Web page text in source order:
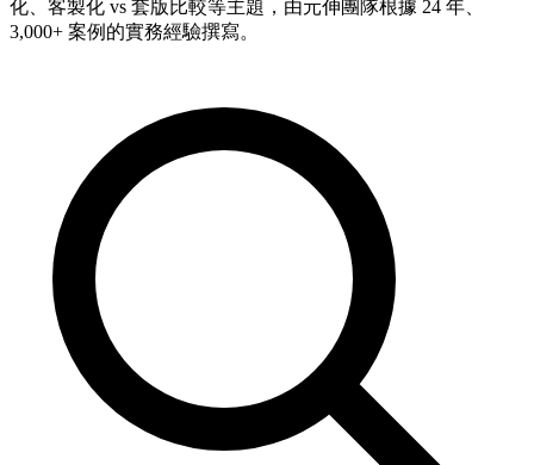
化、客製化 vs 套版比較等主題，由元伸團隊根據 24 年、
3,000+ 案例的實務經驗撰寫。